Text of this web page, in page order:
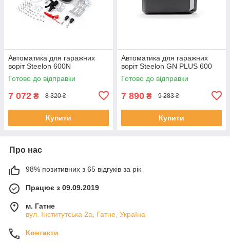
Автоматика для гаражних
воріт Steelon 600N
Готово до відправки
7 072 ₴ 8 320 ₴
Купити
Автоматика для гаражних
воріт Steelon GN PLUS 600
Готово до відправки
7 890 ₴ 9 283 ₴
Купити
Про нас
98% позитивних з 65 відгуків за рік
Працює з 09.09.2019
м. Гатне
вул. Інститутська 2а, Гатне, Україна
Контакти